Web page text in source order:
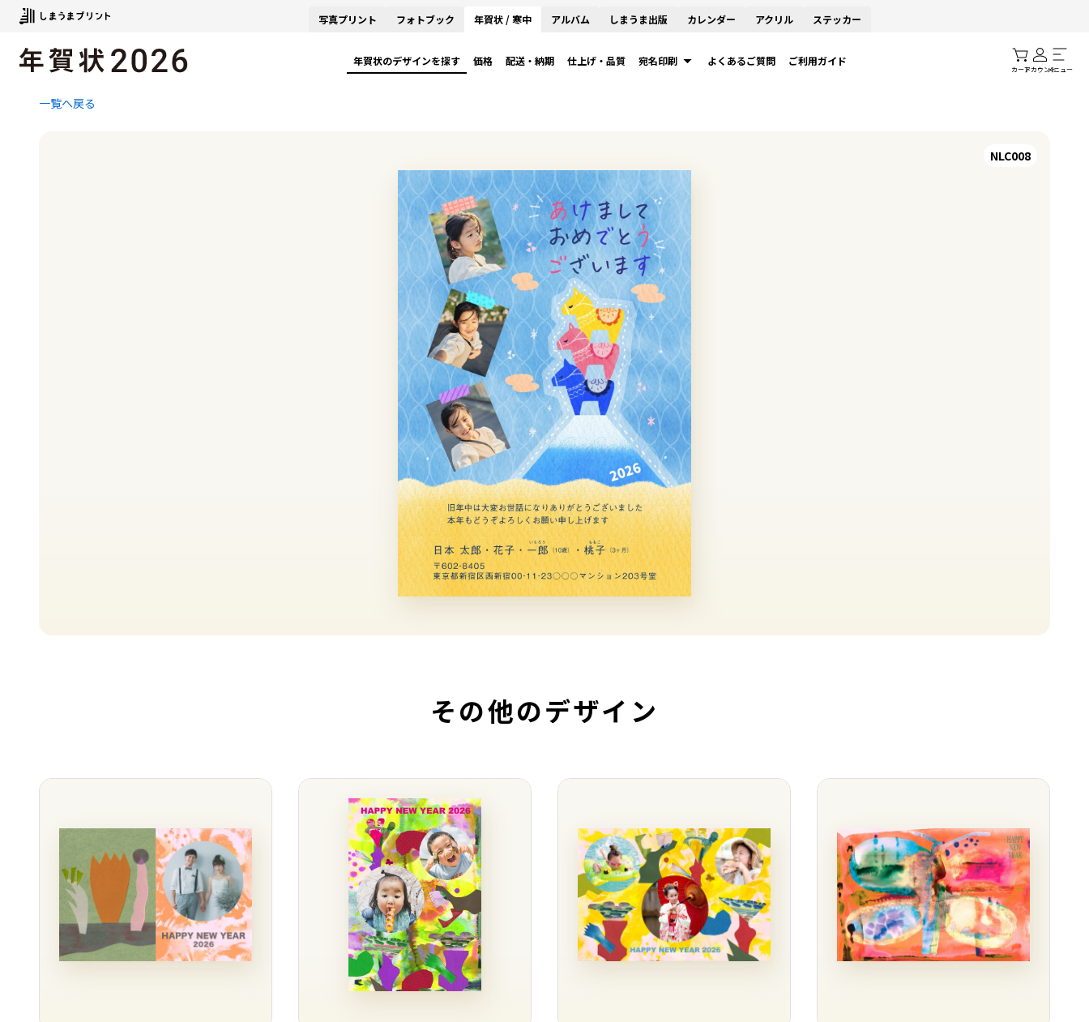
写真プリント フォトブック 年賀状 / 寒中 アルバム しまうま出版 カレンダー アクリル ステッカー
年賀状のデザインを探す 価格 配送・納期 仕上げ・品質 宛名印刷 よくあるご質問 ご利用ガイド
カートアカウントメニュー
一覧へ戻る
NLC008
その他のデザイン